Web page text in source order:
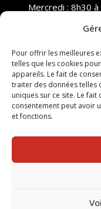
Pour offrir les meilleures
telles que les cookies
appareils. Le fait de
traiter des données telles
uniques sur ce site. Le
consentement peut avoir
et fonctions.
Mercredi : 8h30
Samedi : Fermé
Dimanche : Fermé
© 2025 Nouvel R
SITE